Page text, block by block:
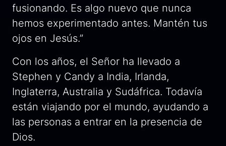
fusionando. Es algo nuevo que nunca
hemos experimentado antes. Mantén tus
ojos en Jesús.”
Con los años, el Señor ha llevado a
Stephen y Candy a India, Irlanda,
Inglaterra, Australia y Sudáfrica. Todavía
están viajando por el mundo, ayudando a
las personas a entrar en la presencia de
Dios.